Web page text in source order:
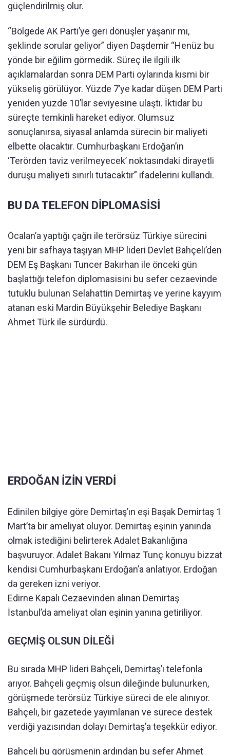
güçlendirilmiş olur.
“Bölgede AK Parti’ye geri dönüşler yaşanır mı,
şeklinde sorular geliyor” diyen Daşdemir “Henüz bu
yönde bir eğilim görmedik. Süreç ile ilgili ilk
açıklamalardan sonra DEM Parti oylarında kısmi bir
yükseliş görülüyor. Yüzde 7’ye kadar düşen DEM Parti
yeniden yüzde 10’lar seviyesine ulaştı. İktidar bu
süreçte temkinli hareket ediyor. Olumsuz
sonuçlanırsa, siyasal anlamda sürecin bir maliyeti
elbette olacaktır. Cumhurbaşkanı Erdoğan’ın
‘Terörden taviz verilmeyecek’ noktasındaki dirayetli
duruşu maliyeti sınırlı tutacaktır” ifadelerini kullandı.
BU DA TELEFON DİPLOMASİSİ
Öcalan’a yaptığı çağrı ile terörsüz Türkiye sürecini
yeni bir safhaya taşıyan MHP lideri Devlet Bahçeli’den
DEM Eş Başkanı Tuncer Bakırhan ile önceki gün
başlattığı telefon diplomasisini bu sefer cezaevinde
tutuklu bulunan Selahattin Demirtaş ve yerine kayyım
atanan eski Mardin Büyükşehir Belediye Başkanı
Ahmet Türk ile sürdürdü.
ERDOĞAN İZİN VERDİ
Edinilen bilgiye göre Demirtaş’ın eşi Başak Demirtaş 1
Mart’ta bir ameliyat oluyor. Demirtaş eşinin yanında
olmak istediğini belirterek Adalet Bakanlığına
başvuruyor. Adalet Bakanı Yılmaz Tunç konuyu bizzat
kendisi Cumhurbaşkanı Erdoğan’a anlatıyor. Erdoğan
da gereken izni veriyor.
Edirne Kapalı Cezaevinden alınan Demirtaş
İstanbul’da ameliyat olan eşinin yanına getiriliyor.
GEÇMİŞ OLSUN DİLEĞİ
Bu sırada MHP lideri Bahçeli, Demirtaş’ı telefonla
arıyor. Bahçeli geçmiş olsun dileğinde bulunurken,
görüşmede terörsüz Türkiye süreci de ele alınıyor.
Bahçeli, bir gazetede yayımlanan ve sürece destek
verdiği yazısından dolayı Demirtaş’a teşekkür ediyor.
Bahçeli bu görüşmenin ardından bu sefer Ahmet